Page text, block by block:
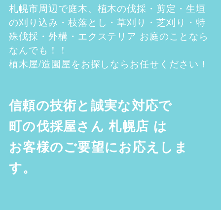
札幌市周辺で庭木、植木の伐採・剪定・生垣
の刈り込み・枝落とし・草刈り・芝刈り・特
殊伐採・外構・エクステリア お庭のことなら
なんでも！！
植木屋/造園屋をお探しならお任せください！
信頼の技術と誠実な対応で
町の伐採屋さん 札幌店 は
お客様のご要望にお応えしま
す。